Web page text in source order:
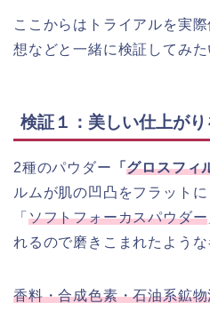
ここからはトライアルを実
想などと一緒に検証してみた
検証１：美しい仕上が
2種のパウダー 「グロスフィ
ルムが肌の凹凸をフラット
「 ソフトフォーカスパウダー
れるので磨きこまれたよう
香料・合成色素・石油系鉱